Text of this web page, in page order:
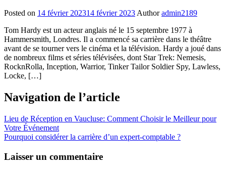
Posted on 14 février 202314 février 2023Author admin2189
Tom Hardy est un acteur anglais né le 15 septembre 1977 à
Hammersmith, Londres. Il a commencé sa carrière dans le théâtre
avant de se tourner vers le cinéma et la télévision. Hardy a joué dans
de nombreux films et séries télévisées, dont Star Trek: Nemesis,
RocknRolla, Inception, Warrior, Tinker Tailor Soldier Spy, Lawless,
Locke, […]
Navigation de l’article
Lieu de Réception en Vaucluse: Comment Choisir le Meilleur pour
Votre Événement
Pourquoi considérer la carrière d’un expert-comptable ?
Laisser un commentaire